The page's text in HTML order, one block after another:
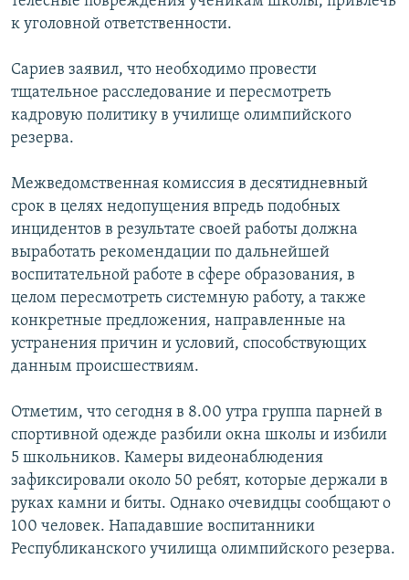
к уголовной ответственности.
Сариев заявил, что необходимо провести
тщательное расследование и пересмотреть
кадровую политику в училище олимпийского
резерва.
Межведомственная комиссия в десятидневный
срок в целях недопущения впредь подобных
инцидентов в результате своей работы должна
выработать рекомендации по дальнейшей
воспитательной работе в сфере образования, в
целом пересмотреть системную работу, а также
конкретные предложения, направленные на
устранения причин и условий, способствующих
данным происшествиям.
Отметим, что сегодня в 8.00 утра группа парней в
спортивной одежде разбили окна школы и избили
5 школьников. Камеры видеонаблюдения
зафиксировали около 50 ребят, которые держали в
руках камни и биты. Однако очевидцы сообщают о
100 человек. Нападавшие воспитанники
Республиканского училища олимпийского резерва.